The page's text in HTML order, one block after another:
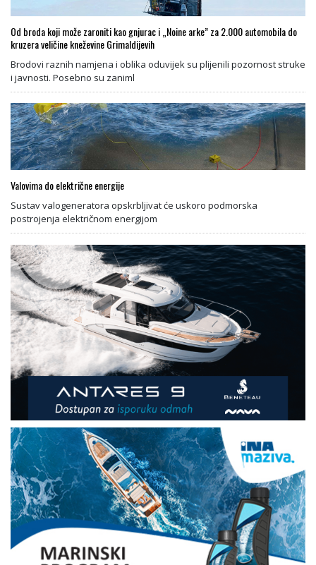
Od broda koji može zaroniti kao gnjurac i „Noine arke” za 2.000 automobila do
kruzera veličine kneževine Grimaldijevih
Brodovi raznih namjena i oblika oduvijek su plijenili pozornost struke
i javnosti. Posebno su zaniml
Valovima do električne energije
Sustav valogeneratora opskrbljivat će uskoro podmorska
postrojenja električnom energijom